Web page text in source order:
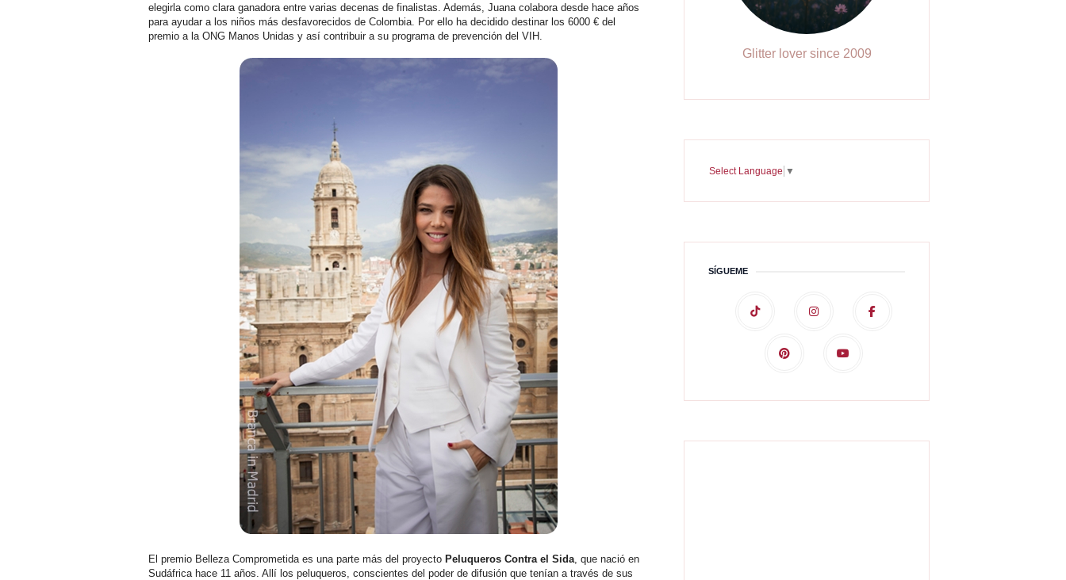
elegirla como clara ganadora entre varias decenas de finalistas. Además, Juana colabora desde hace años
para ayudar a los niños más desfavorecidos de Colombia. Por ello ha decidido destinar los 6000 € del
premio a la ONG Manos Unidas y así contribuir a su programa de prevención del VIH.
El premio Belleza Comprometida es una parte más del proyecto Peluqueros Contra el Sida , que nació en
Sudáfrica hace 11 años. Allí los peluqueros, conscientes del poder de difusión que tenían a través de sus
Glitter lover since 2009
Select Language ▼
SÍGUEME